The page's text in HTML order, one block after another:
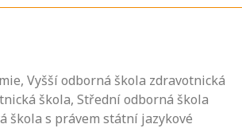
Vyšší odborná škola zdravotnická
škola, Střední odborná škola
škola s právem státní jazykové